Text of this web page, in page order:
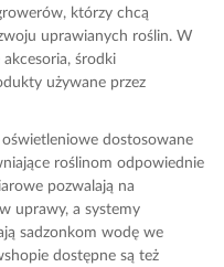
którzy chcą
uprawianych roślin. W
środki
używane przez
dostosowane
roślinom odpowiednie
pozwalają na
uprawy, a systemy
sadzonkom wodę we
dostępne są też